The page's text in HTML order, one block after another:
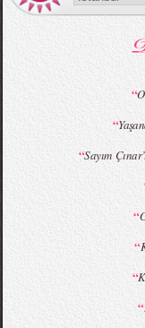
MBFWI - Gülçin Çengel
MBFWI - Giray Sepin 2015
“
“
“Sayım
“
“
“
“